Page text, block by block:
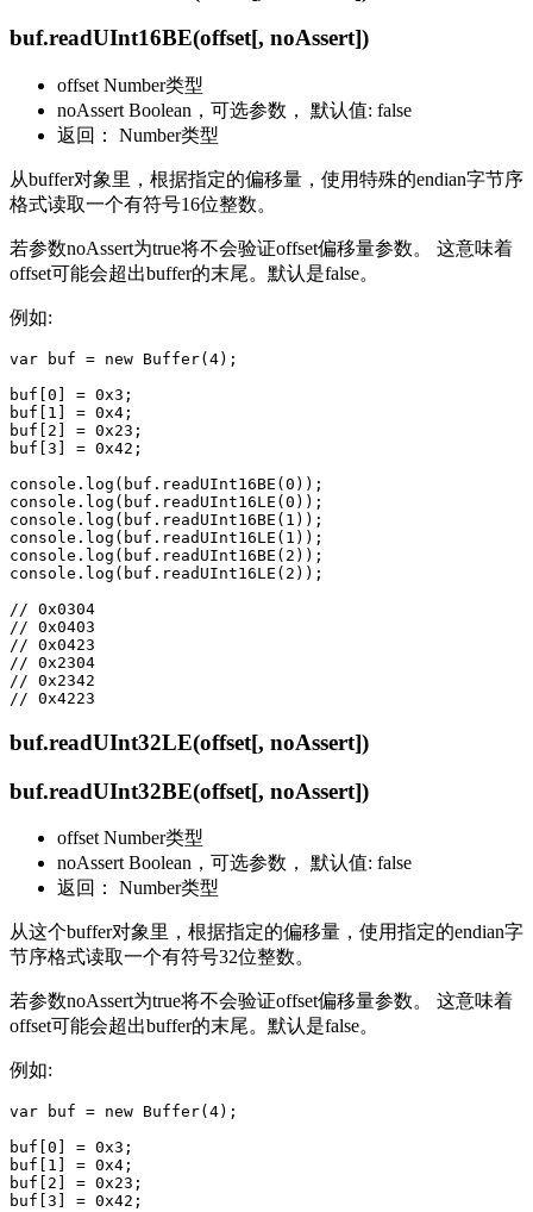
buf.readUInt16BE(offset[, noAssert])
offset Number类型
noAssert Boolean，可选参数， 默认值: false
返回： Number类型
从buffer对象里，根据指定的偏移量，使用特殊的endian字节序
格式读取一个有符号16位整数。
若参数noAssert为true将不会验证offset偏移量参数。 这意味着
offset可能会超出buffer的末尾。默认是false。
例如:
var buf = new Buffer(4);
buf[0] = 0x3;
buf[1] = 0x4;
buf[2] = 0x23;
buf[3] = 0x42;
console.log(buf.readUInt16BE(0));
console.log(buf.readUInt16LE(0));
console.log(buf.readUInt16BE(1));
console.log(buf.readUInt16LE(1));
console.log(buf.readUInt16BE(2));
console.log(buf.readUInt16LE(2));
// 0x0304
// 0x0403
// 0x0423
// 0x2304
// 0x2342
buf.readUInt32LE(offset[, noAssert])
buf.readUInt32BE(offset[, noAssert])
offset Number类型
noAssert Boolean，可选参数， 默认值: false
返回： Number类型
从这个buffer对象里，根据指定的偏移量，使用指定的endian字
节序格式读取一个有符号32位整数。
若参数noAssert为true将不会验证offset偏移量参数。 这意味着
offset可能会超出buffer的末尾。默认是false。
例如:
var buf = new Buffer(4);
buf[0] = 0x3;
buf[1] = 0x4;
buf[2] = 0x23;
buf[3] = 0x42;